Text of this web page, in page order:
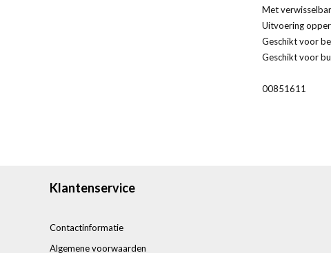
Met
Uitvoering
Geschikt voor
Geschikt voor
00851611
Klantenservice
Contactinformatie
Algemene voorwaarden